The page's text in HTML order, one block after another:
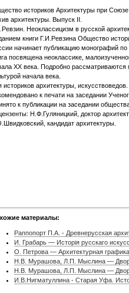
историков Архитектуры при Союзе
архитектуры. Выпуск II.
Неоклассицизм в русской
книги Г.И.Ревзина Общество
начинает публикацию монографий по
посвящена неоклассике,
XX века. Подробно рассматриваются
начала века.
историков архитектуры, искусствоведов.
к печати на заседании
к публикации на заседании
Н.Ф.Гуляницкий, доктор
кандидат архитектуры.
материалы:
Раппопорт П.А. - Древнерусская
И. Грабарь — Исторiя русскаго
О. Петрова — Архитектурная
Н.В. Мурашова, Л.П. Мыслина —
Н.В. Мурашова, Л.П. Мыслина —
И.В.Нигматуллина - Старая Уфа.